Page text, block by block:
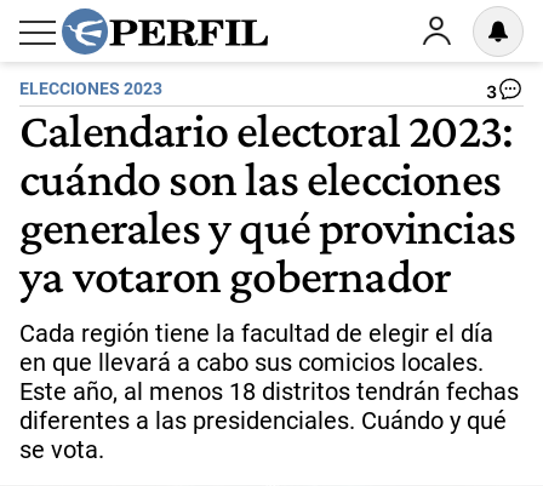
ELECCIONES 2023 3
Calendario electoral 2023:
cuándo son las elecciones
generales y qué provincias
ya votaron gobernador
Cada región tiene la facultad de elegir el día
en que llevará a cabo sus comicios locales.
Este año, al menos 18 distritos tendrán fechas
diferentes a las presidenciales. Cuándo y qué
se vota.